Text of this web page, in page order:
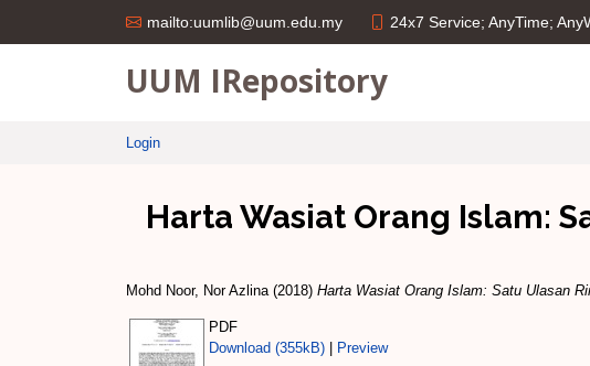
mailto:uumlib@uum.edu.my 24x7 Service; AnyTime;
UUM IRepository
Login
Harta Wasiat Orang Islam:
Mohd Noor, Nor Azlina(2018) Harta Wasiat Orang Islam: Satu Ulasan
PDF
Download (355kB)
Preview